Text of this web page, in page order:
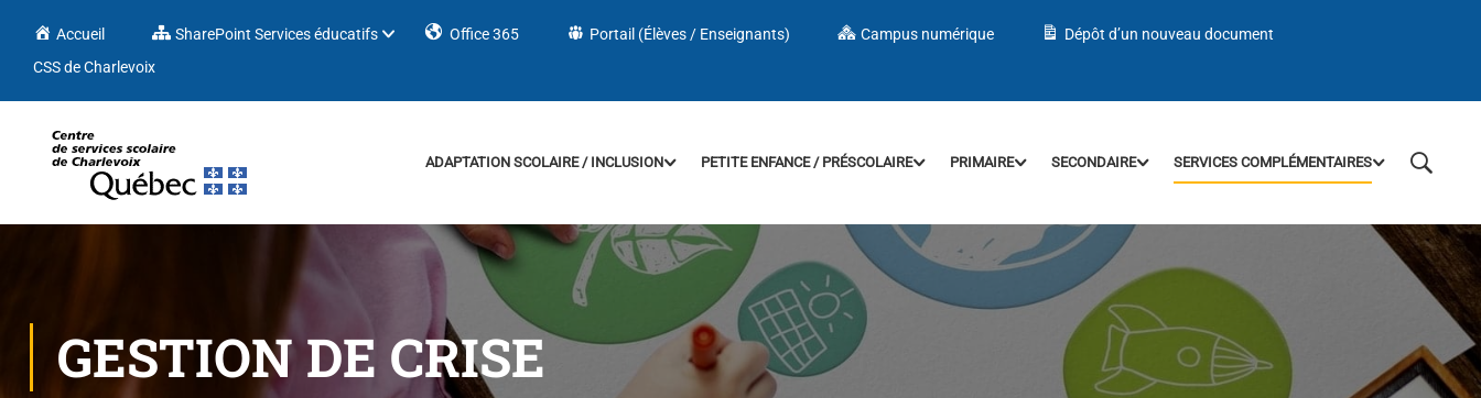
Accueil SharePoint Services éducatifs Office 365 Portail (Élèves / Enseignants) Campus numérique
Dépôt d’un nouveau document
CSS de Charlevoix
ADAPTATION SCOLAIRE / INCLUSION PETITE ENFANCE / PRÉSCOLAIRE PRIMAIRE SECONDAIRE SERVICES COMPLÉMENTAIRES
GESTION DE CRISE